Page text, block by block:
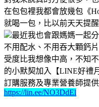
在包包裡我都會放幾包《
就喝一包，比以前天天提
最近我也會跟媽媽一起
不用配水、不用吞大顆鈣
受度比我想像中高，不知
的小默契加入【LINE好禮
訂購服務及專業營養師提
https://lin.ee/NO3DdEl